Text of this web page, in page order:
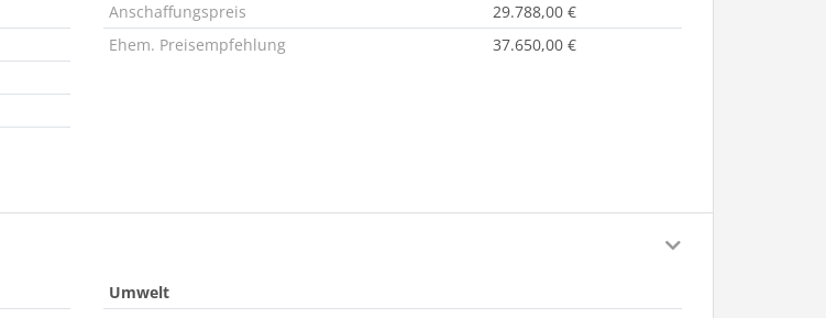
Anschaffungspreis
29.788,00 €
Ehem. Preisempfehlung
37.650,00 €
Umwelt